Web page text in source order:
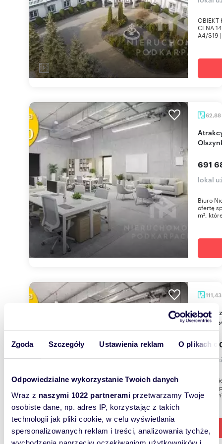
Zgoda Szczegóły Ustawienia reklam O plikach
Odpowiedzialne wykorzystanie Twoich danych
Wraz z naszymi 1022 partnerami przetwarzamy Twoje
osobiste dane, np. adres IP, korzystając z takich
technologii jak pliki cookie, w celu wyświetlania
spersonalizowanych reklam i treści, analizowania tychże,
OBIEKT
CENA
A4/S19
62,88
Atrakcyjny lokal 62,88 m² w prestiżowym
691
lokal
Biuro
ofertę
m²,
111,43
Na sprzedaż atrakcyjny lokal 111,43 m² w
1 170
lokal
Biuro
ofertę
111,43